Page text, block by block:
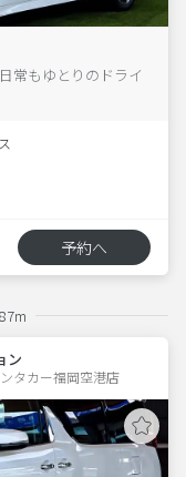
常もゆとりのドライ
予約へ
ン
タカー福岡空港店